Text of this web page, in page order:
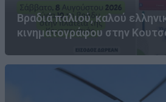
Βραδιά παλιού, καλού
κινηματογράφου στην